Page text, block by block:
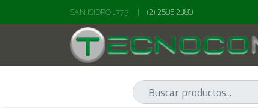
SAN ISIDRO 1775, (2) 2585 2380